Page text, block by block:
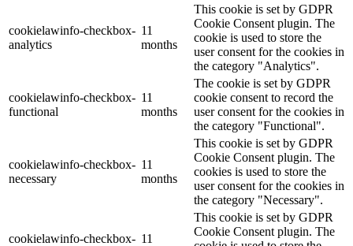
cookielawinfo-checkbox-
analytics
11
months
This cookie is set by GDPR
Cookie Consent plugin. The
cookie is used to store the
user consent for the cookies in
the category "Analytics".
cookielawinfo-checkbox-
functional
11
months
The cookie is set by GDPR
cookie consent to record the
user consent for the cookies in
the category "Functional".
cookielawinfo-checkbox-
necessary
11
months
This cookie is set by GDPR
Cookie Consent plugin. The
cookies is used to store the
user consent for the cookies in
the category "Necessary".
cookielawinfo-checkbox- 11
This cookie is set by GDPR
Cookie Consent plugin. The